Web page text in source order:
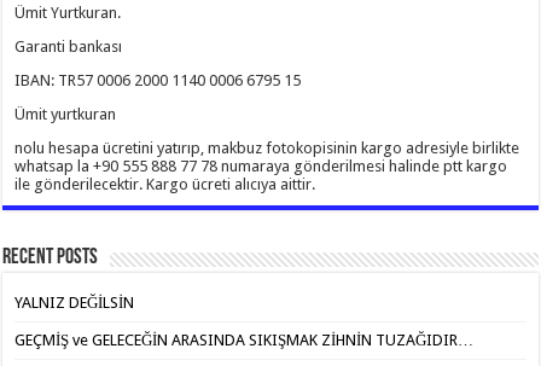
Ümit Yurtkuran.
Garanti bankası
IBAN: TR57 0006 2000 1140 0006 6795 15
Ümit yurtkuran
nolu hesapa ücretini yatırıp, makbuz fotokopisinin kargo adresiyle birlikte
whatsap la +90 555 888 77 78 numaraya gönderilmesi halinde ptt kargo
ile gönderilecektir. Kargo ücreti alıcıya aittir.
Recent Posts
YALNIZ DEĞİLSİN
GEÇMİŞ ve GELECEĞİN ARASINDA SIKIŞMAK ZİHNİN TUZAĞIDIR…